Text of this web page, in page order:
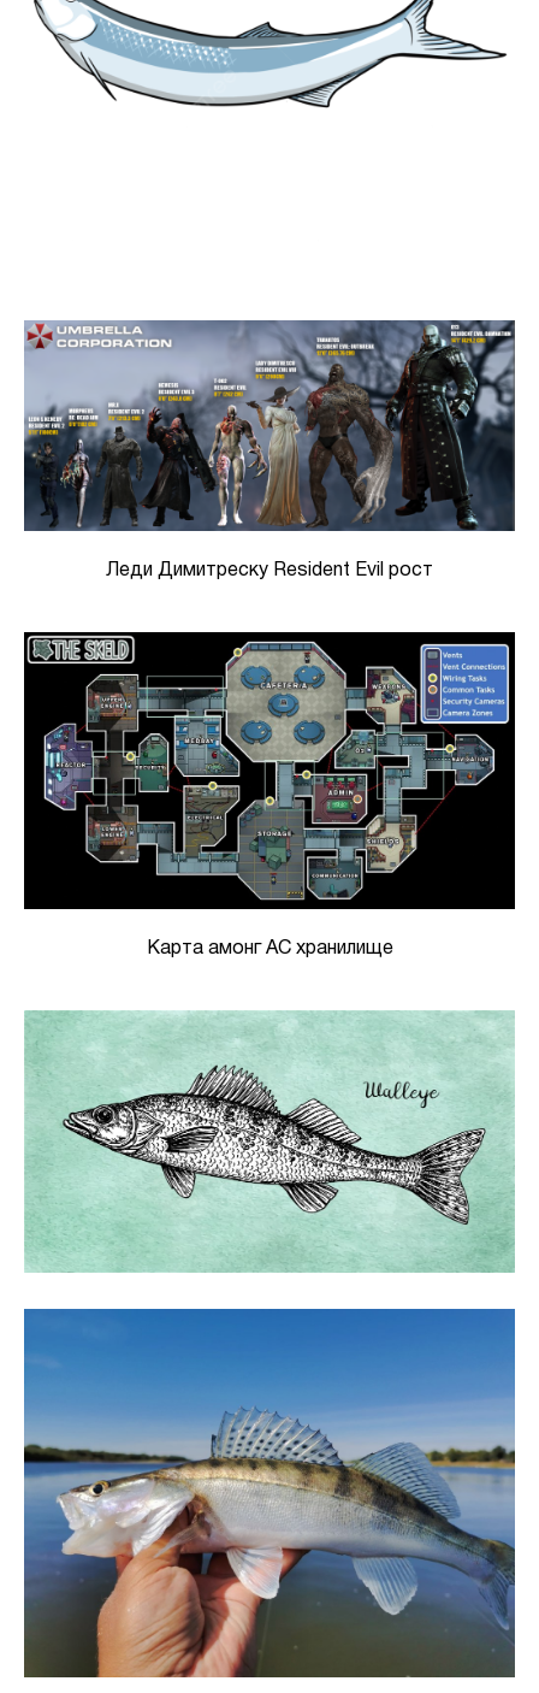
Леди Димитреску Resident Evil рост
Карта амонг АС хранилище